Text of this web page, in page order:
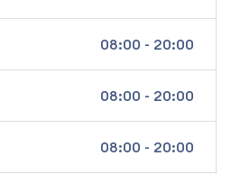
08:00 - 20:00
08:00 - 20:00
08:00 - 20:00